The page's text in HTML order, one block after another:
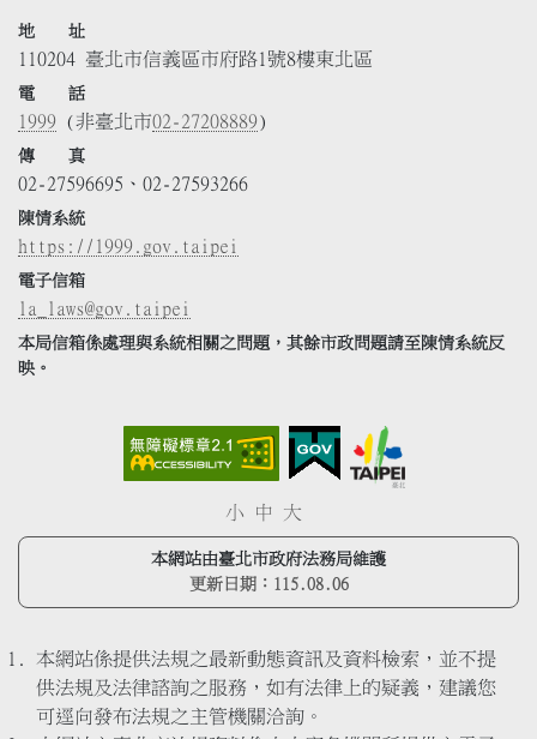
地 址
110204 臺北市信義區市府路1號8樓東北區
電 話
1999 (非臺北市02-27208889)
傳 真
02-27596695、02-27593266
陳情系統
https://1999.gov.taipei
電子信箱
la_laws@gov.taipei
本局信箱係處理與系統相關之問題，其餘市政問題請至陳情系統反
映。
小 中 大
本網站由臺北市政府法務局維護
更新日期： 115.08.06
本網站係提供法規之最新動態資訊及資料檢索，並不提
供法規及法律諮詢之服務，如有法律上的疑義，建議您
可逕向發布法規之主管機關洽詢。